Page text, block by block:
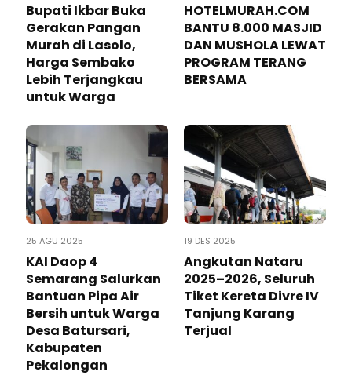
Bupati Ikbar Buka
Gerakan Pangan
Murah di Lasolo,
Harga Sembako
Lebih Terjangkau
untuk Warga
HOTELMURAH.COM
BANTU 8.000 MASJID
DAN MUSHOLA LEWAT
PROGRAM TERANG
BERSAMA
25 AGU 2025
KAI Daop 4
Semarang Salurkan
Bantuan Pipa Air
Bersih untuk Warga
Desa Batursari,
Kabupaten
Pekalongan
19 DES 2025
Angkutan Nataru
2025–2026, Seluruh
Tiket Kereta Divre IV
Tanjung Karang
Terjual